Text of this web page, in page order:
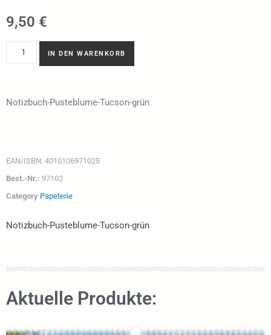
9,50 €
IN DEN WARENKORB
Notizbuch-Pusteblume-Tucson-grün
EAN/ISBN: 4010106971025
Best.-Nr.: 97102
Category Papeterie
Notizbuch-Pusteblume-Tucson-grün
Aktuelle Produkte: